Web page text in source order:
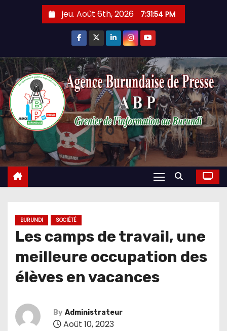
jeu. Août 6th, 2026 7:31:55 PM
BURUNDI SOCIÉTÉ
Les camps de travail, une
meilleure occupation des
élèves en vacances
By Administrateur
Août 10, 2023